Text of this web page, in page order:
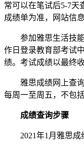
常可以在笔试后5-7天
成绩单为准，网站信
参加雅思生活技能
作日登录教育部考试
绩。考试成绩以最终
雅思成绩网上查询
每周一至周五，不包
成绩查询步骤
2021年1月雅思成